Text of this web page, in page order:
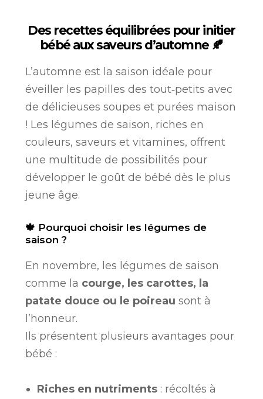
Des recettes équilibrées pour initier
bébé aux saveurs d’automne 🍂
L’automne est la saison idéale pour
éveiller les papilles des tout‑petits avec
de délicieuses soupes et purées maison
! Les légumes de saison, riches en
couleurs, saveurs et vitamines, offrent
une multitude de possibilités pour
développer le goût de bébé dès le plus
jeune âge.
🍁 Pourquoi choisir les légumes de
saison ?
En novembre, les légumes de saison
comme la courge, les carottes, la
patate douce ou le poireau sont à
l’honneur.
Ils présentent plusieurs avantages pour
bébé :
Riches en nutriments: récoltés à